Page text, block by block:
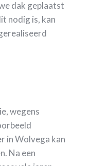
dak geplaatst
nodig is, kan
wegens
in Wolvega kan
Na een